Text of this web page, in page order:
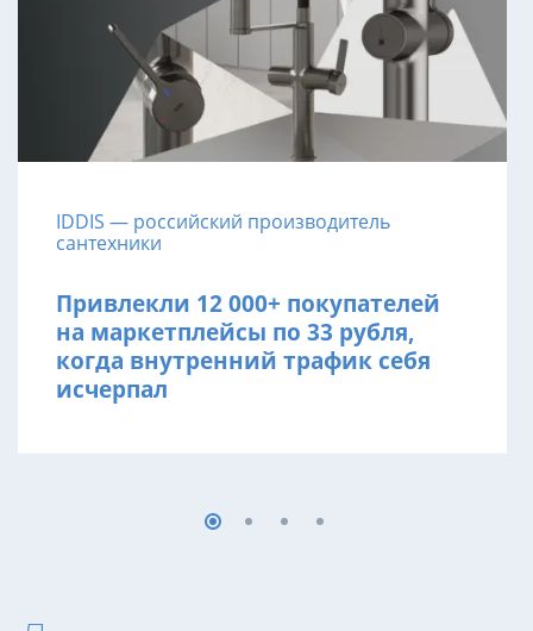
IDDIS — российский производитель
сантехники
Привлекли 12 000+ покупателей
на маркетплейсы по 33 рубля,
когда внутренний трафик себя
исчерпал